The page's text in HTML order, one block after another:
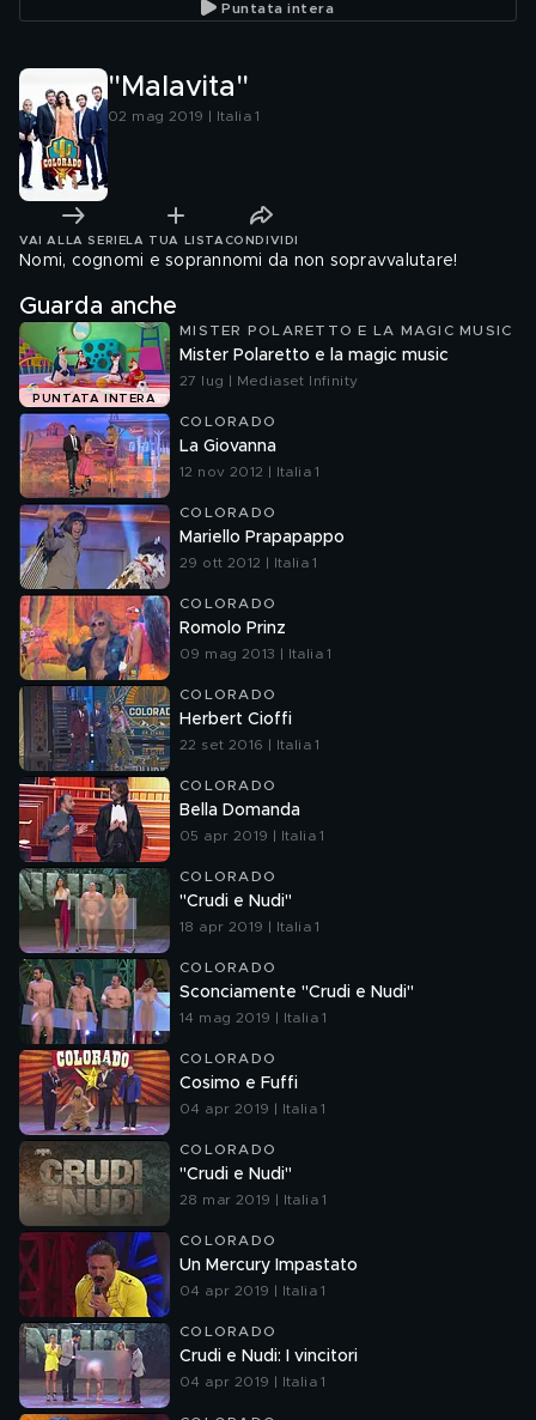
Puntata intera
"Malavita"
02 mag 2019 | Italia 1
VAI ALLA SERIE LA TUA LISTA CONDIVIDI
Nomi, cognomi e soprannomi da non sopravvalutare!
Guarda anche
PUNTATA INTERA
MISTER POLARETTO E LA MAGIC MUSIC
Mister Polaretto e la magic music
27 lug | Mediaset Infinity
COLORADO
La Giovanna
12 nov 2012 | Italia 1
COLORADO
Mariello Prapapappo
29 ott 2012 | Italia 1
COLORADO
Romolo Prinz
09 mag 2013 | Italia 1
COLORADO
Herbert Cioffi
22 set 2016 | Italia 1
COLORADO
Bella Domanda
05 apr 2019 | Italia 1
COLORADO
"Crudi e Nudi"
18 apr 2019 | Italia 1
COLORADO
Sconciamente "Crudi e Nudi"
14 mag 2019 | Italia 1
COLORADO
Cosimo e Fuffi
04 apr 2019 | Italia 1
COLORADO
"Crudi e Nudi"
28 mar 2019 | Italia 1
COLORADO
Un Mercury Impastato
04 apr 2019 | Italia 1
COLORADO
Crudi e Nudi: I vincitori
04 apr 2019 | Italia 1